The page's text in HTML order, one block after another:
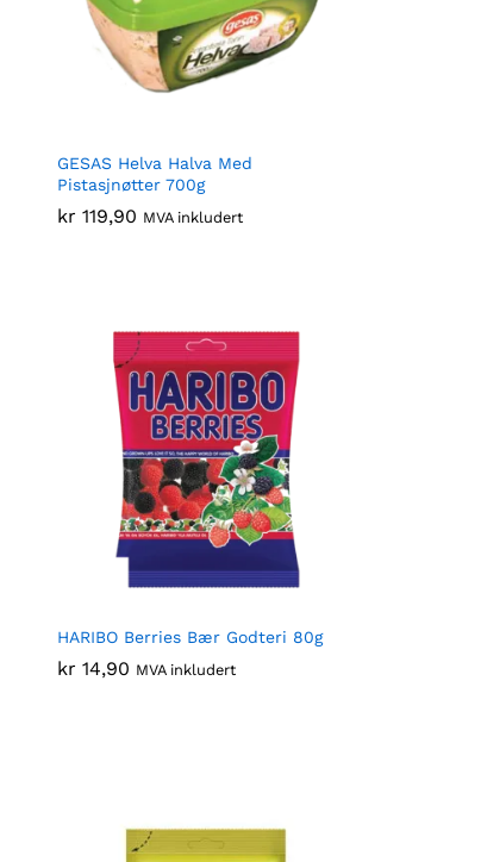
GESAS Helva Halva Med
Pistasjnøtter 700g
kr 119,90 MVA inkludert
kr 119,90
HARIBO Berries Bær Godteri 80g
kr 14,90 MVA inkludert
kr 14,90